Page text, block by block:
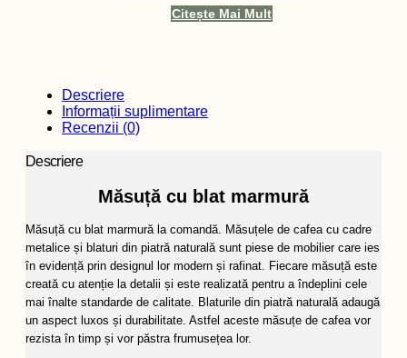
Citește Mai Mult
Descriere
Informații suplimentare
Recenzii (0)
Descriere
Măsuță cu blat marmură
Măsuță cu blat marmură la comandă. Măsuțele de cafea cu cadre
metalice și blaturi din piatră naturală sunt piese de mobilier care ies
în evidență prin designul lor modern și rafinat. Fiecare măsuță este
creată cu atenție la detalii și este realizată pentru a îndeplini cele
mai înalte standarde de calitate. Blaturile din piatră naturală adaugă
un aspect luxos și durabilitate. Astfel aceste măsuțe de cafea vor
rezista în timp și vor păstra frumusețea lor.